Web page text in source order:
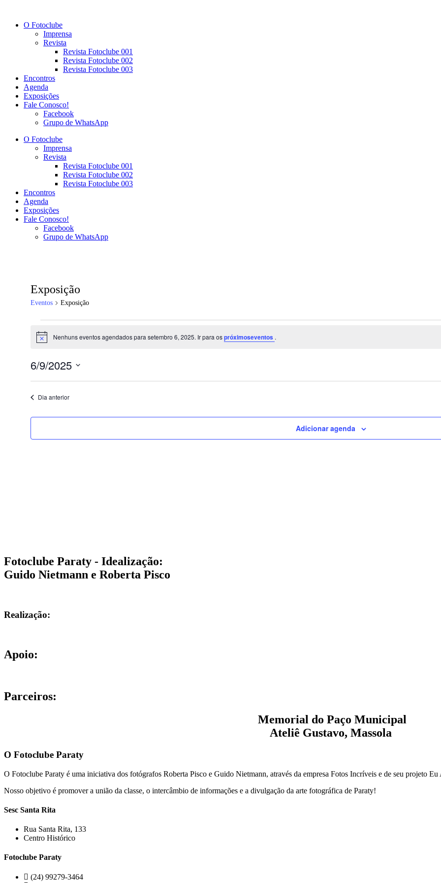
O Fotoclube
Imprensa
Revista
Revista Fotoclube 001
Revista Fotoclube 002
Revista Fotoclube 003
Encontros
Agenda
Exposições
Fale Conosco!
Facebook
Grupo de WhatsApp
O Fotoclube
Imprensa
Revista
Revista Fotoclube 001
Revista Fotoclube 002
Revista Fotoclube 003
Encontros
Agenda
Exposições
Fale Conosco!
Facebook
Grupo de WhatsApp
Exposição
Eventos Exposição
for
6,
2025
Notice Nenhuns eventos agendados para setembro 6, 2025. Ir para ospróximoseventos .
6/9/2025
data.Dia anterior
Adicionar agenda
Fotoclube Paraty - Idealização:
Guido Nietmann e Roberta Pisco
Realização:
Apoio:
Parceiros:
Memorial do Paço Municipal
Ateliê Gustavo, Massola
O Fotoclube Paraty
O Fotoclube Paraty é uma iniciativa dos fotógrafos Roberta Pisco e Guido Nietmann, através da empresa Fotos Incríveis e de seu projeto Eu
Nosso objetivo é promover a união da classe, o intercâmbio de informações e a divulgação da arte fotográfica de Paraty!
Sesc Santa Rita
Rua Santa Rita, 133
Centro Histórico
Fotoclube Paraty
(24) 99279-3464